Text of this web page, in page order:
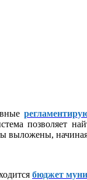
позволяет
выложены,
бюджет